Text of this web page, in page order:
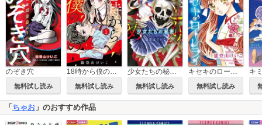
のぞき穴
無料試し読み
18時から僕のもの
無料試し読み
少女たちの秘密～ひとりじめ～
無料試し読み
キセキのローレライ
無料試し読み
「 ちゃお 」のおすすめ作品